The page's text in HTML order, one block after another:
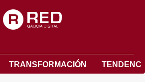
TRANSFORMACIÓN